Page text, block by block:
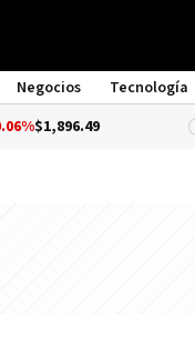
Negocios Tecnología